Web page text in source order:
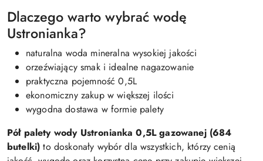
Dlaczego warto wybrać wodę
Ustronianka?
naturalna woda mineralna wysokiej jakości
orzeźwiający smak i idealne nagazowanie
praktyczna pojemność 0,5L
ekonomiczny zakup w większej ilości
wygodna dostawa w formie palety
Pół palety wody Ustronianka 0,5L gazowanej (684
butelki) to doskonały wybór dla wszystkich, którzy cenią